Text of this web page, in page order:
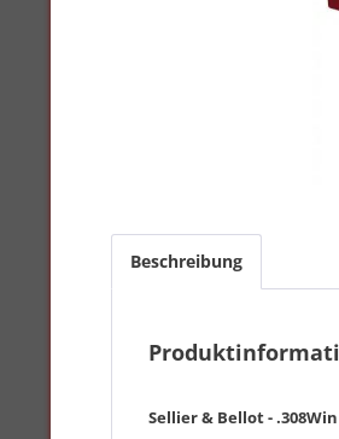
Beschreibung
Sellier & Bellot - .308Win